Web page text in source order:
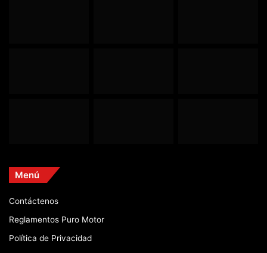
Menú
Contáctenos
Reglamentos Puro Motor
Política de Privacidad